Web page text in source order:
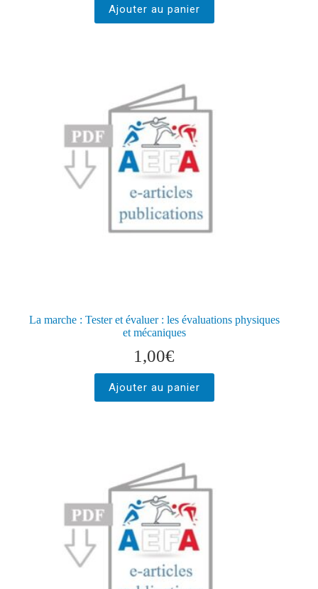
Ajouter au panier
La marche : Tester et évaluer : les évaluations physiques
et mécaniques
1,00€
Ajouter au panier